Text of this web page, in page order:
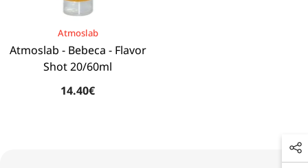
Atmoslab
Atmoslab - Bebeca - Flavor
Shot 20/60ml
14.40€